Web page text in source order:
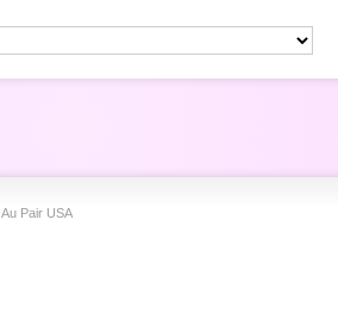
Au Pair USA